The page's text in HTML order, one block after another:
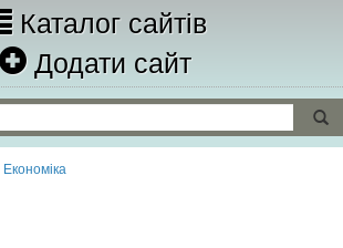
Каталог сайтів
Додати сайт
Економіка